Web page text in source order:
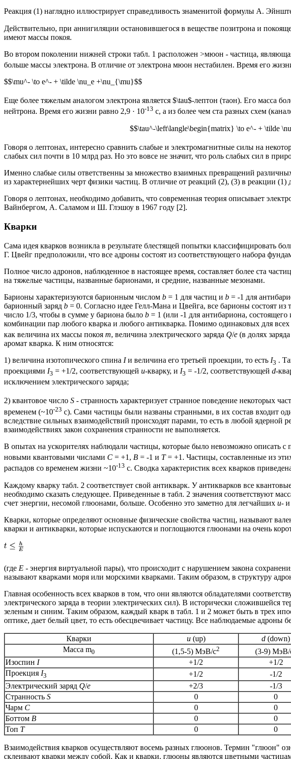
Реакция (1) наглядно иллюстрирует справедливость знаменитой формулы А.
Действительно, при аннигиляции остановившегося в веществе позитрона и
имеют массы покоя.
Во втором поколении нижней строки табл. 1 расположен >мюон - частица,
больше массы электрона. В отличие от электрона мюон нестабилен. Время его
$$\mu^- \to e^- + \tilde \nu_e +\nu_{\mu}$$
Еще более тяжелым аналогом электрона является $\tau$-лептон (таон). Его масса
нейтрона. Время его жизни равно 2,9 · 10-13 с, а из более чем ста разных схем
$$\tau^-\left\langle\begin{matrix} \to e^- + \tilde
Говоря о лептонах, интересно сравнить слабые и электромагнитные силы на
слабых сил почти в 10 млрд раз. Но это вовсе не значит, что роль слабых сил в
Именно слабые силы ответственны за множество взаимных превращений
из характернейших черт физики частиц. В отличие от реакций (2), (3) в реакции (1)
Говоря о лептонах, необходимо добавить, что современная теория описывает
Вайнбергом, А. Саламом и Ш. Глэшоу в 1967 году [2].
Кварки
Сама идея кварков возникла в результате блестящей попытки классифицировать
Г. Цвейг предположили, что все адроны состоят из соответствующего набора
Полное число адронов, наблюденное в настоящее время, составляет более ста
на тяжелые частицы, названные барионами, и средние, названные мезонами.
Барионы характеризуются барионным числом b = 1 для частиц и b = -1 для
барионный заряд b = 0. Согласно идее Гелл-Мана и Цвейга, все барионы состоят
число 1/3, чтобы в сумме у бариона было b = 1 (или -1 для антибариона,
комбинации пар любого кварка и любого антикварка. Помимо одинаковых для
как величина их массы покоя m, величина электрического заряда Q/e (в долях
аромат кварка. К ним относятся:
1) величина изотопического спина Iи величина его третьей проекции, то есть I3 .
проекциями I3 = +1/2, соответствующей u-кварку, и I3 = -1/2, соответствующей d-
исключением электрического заряда;
2) квантовое число S - странность характеризует странное поведение некоторых
временем (~10-23 с). Сами частицы были названы странными, в их состав входит
вследствие сильных взаимодействий происходят парами, то есть в любой
взаимодействиях закон сохранения странности не выполняется.
В опытах на ускорителях наблюдали частицы, которые было невозможно описать
новыми квантовыми числами С = +1, В = -1 и Т= +1. Частицы, составленные из
распадов со временем жизни ~10-13 с. Сводка характеристик всех кварков
Каждому кварку табл. 2 соответствует свой антикварк. У антикварков все
необходимо сказать следующее. Приведенные в табл. 2 значения соответствуют
счет энергии, несомой глюонами, больше. Особенно это заметно для легчайших u- и
Кварки, которые определяют основные физические свойства частиц, называют
кварки и антикварки, которые испускаются и поглощаются глюонами на очень
(где Е - энергия виртуальной пары), что происходит с нарушением закона
называют кварками моря или морскими кварками. Таким образом, в структуру
Главная особенность всех кварков в том, что они являются обладателями
электрического заряда в теории электрических сил). В исторически
зеленым и синим. Таким образом, каждый кварк в табл. 1 и 2 может быть в трех
оптике, дает белый цвет, то есть обесцвечивает частицу. Все наблюдаемые адроны
Кварки u(up) d (down)
Масса m0 (1,5-5) МэВ/с2 (3-9) МэВ/
Изоспин I +1/2 +1/2
Проекция I3 +1/2 -1/2
Электрический заряд Q/e +2/3 -1/3
Странность S 0 0
Чарм C 0 0
Боттом B 0 0
Топ T 0 0
Взаимодействия кварков осуществляют восемь разных глюонов. Термин "глюон"
склеивают кварки между собой. Как и кварки, глюоны являются цветными